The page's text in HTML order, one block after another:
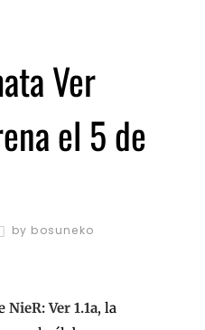
Ver
el 5 de
by bosuneko
NieR:Ver 1.1a, la